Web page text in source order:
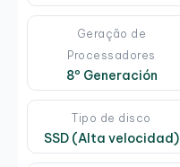
Geração de
Processadores
8º Generación
Tipo de disco
SSD (Alta velocidad)